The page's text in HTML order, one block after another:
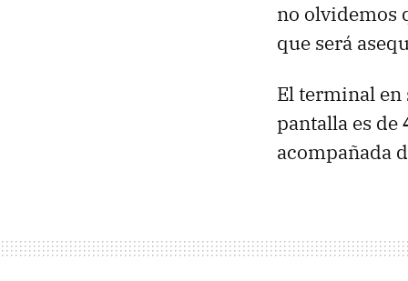
no olvidemos
que será
El terminal en
pantalla es de
acompañada